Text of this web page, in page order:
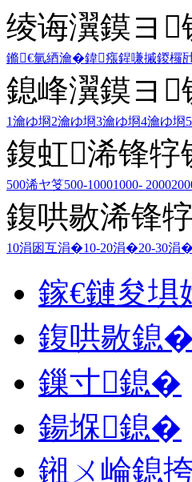
绫诲瀷鏌ヨ
鏅€氫綇瀹�鍏瘬鍟嗛摵鍐欏
鎴峰瀷鏌ヨ
1瀹ゆ埛2瀹ゆ埛3瀹ゆ埛4瀹ゆ埛
鍑虹浠锋
500浠ヤ笅500-10001000- 2000
鍑哄敭浠锋
10涓囦互涓�10-20涓�20-30涓�
鎵€鏈夋
鍑哄敭鎴
鏁寸鎴�
鍚堢鎴�
鎺ㄨ崘鎴